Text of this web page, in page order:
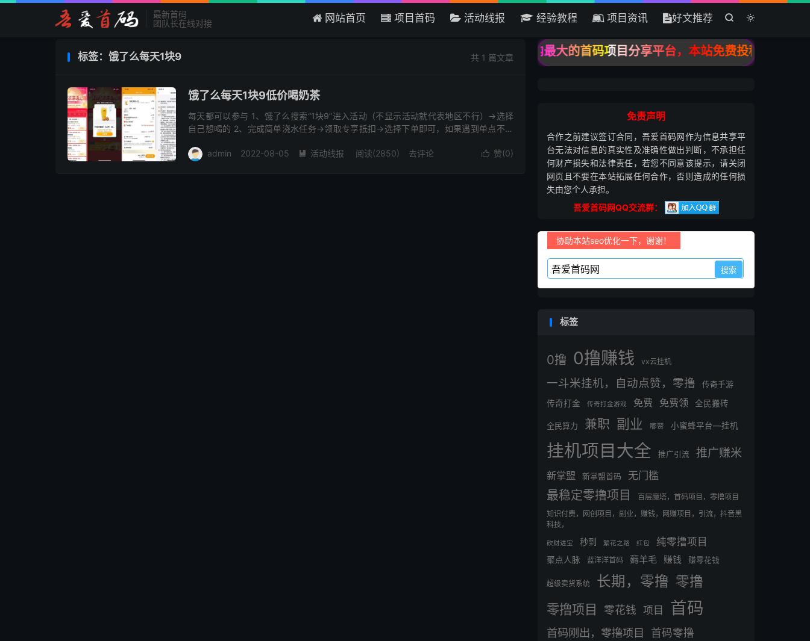
最新首码
团队长在线对接


网站首页 项目首码 活动线报 经验教程 项目资讯 好文推荐
共 1 篇文章
标签：饿了么每天1块9
饿了么每天1块9低价喝奶茶
每天都可以参与 1、饿了么搜索“1块9”进入活动（不显示活动就代表地区不行）->选择
自己想喝的 2、完成简单浇水任务->领取专享抵扣->选择下单即可，如果遇到单点不送
 赞(0)
admin 2022-08-05  活动线报 阅读(2850) 去评论
欢迎来到吾爱首码网 - 国内最大的首码项目分享平台，本站免费投稿，只收录高
免责声明
合作之前建议签订合同，吾爱首码网作为信息共享平
台无法对信息的真实性及准确性做出判断，不承担任
何财产损失和法律责任，若您不同意该提示，请关闭
网页且不要在本站拓展任何合作，否则造成的任何损
失由您个人承担。
吾爱首码网QQ交流群：
协助本站seo优化一下，谢谢！
标签
0撸 0撸赚钱 vx云挂机
一斗米挂机，自动点赞，零撸
传奇手游
传奇打金
传奇打金游戏 免费 免费领 全民搬砖
全民算力 兼职 副业 嘟赞 小蜜蜂平台—挂机
挂机项目大全 推广引流 推广赚米
新掌盟 新掌盟首码 无门槛
最稳定零撸项目
百层魔塔，首码项目，零撸项目
知识付费，网创项目，副业，赚钱，网赚项目，引流，抖音黑
科技，
砍财进宝 秒到 繁花之路 红包 纯零撸项目
聚点人脉 蓝洋洋首码 薅羊毛 赚钱 赚零花钱
超级卖货系统 长期，零撸 零撸
零撸项目 零花钱 项目 首码
首码刚出，零撸项目 首码零撸